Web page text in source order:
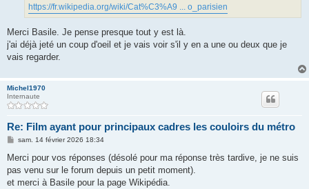
https://fr.wikipedia.org/wiki/Cat%C3%A9 ... o_parisien
Merci Basile. Je pense presque tout y est là.
j'ai déjà jeté un coup d'oeil et je vais voir s'il y en a une ou deux que je
vais regarder.
Michel1970
Internaute
Re: Film ayant pour principaux cadres les couloirs du métro
M
s
a
g
sam. 14 février 2026 18:34
Merci pour vos réponses (désolé pour ma réponse très tardive, je ne suis
pas venu sur le forum depuis un petit moment).
et merci à Basile pour la page Wikipédia.